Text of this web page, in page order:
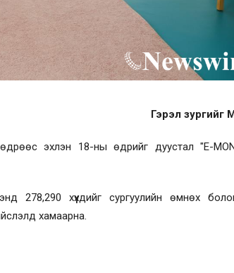
Гэрэл зургийг
эхлэн 18-ны өдрийг дуустал "E-
хүүхдийг сургуулийн өмнөх
хамаарна.